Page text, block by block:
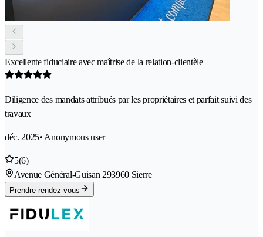
Excellente fiduciaire avec maîtrise de la relation-clientèle
Diligence des mandats attribués par les propriétaires et parfait suivi des
travaux
déc. 2025• Anonymous user
5(6)
Avenue Général-Guisan 293960 Sierre
Prendre rendez-vous